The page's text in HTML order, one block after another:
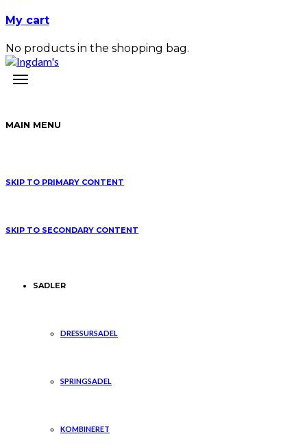
My cart
No products in the shopping bag.
MAIN MENU
SKIP TO PRIMARY CONTENT
SKIP TO SECONDARY CONTENT
SADLER
DRESSURSADEL
SPRINGSADEL
KOMBINERET